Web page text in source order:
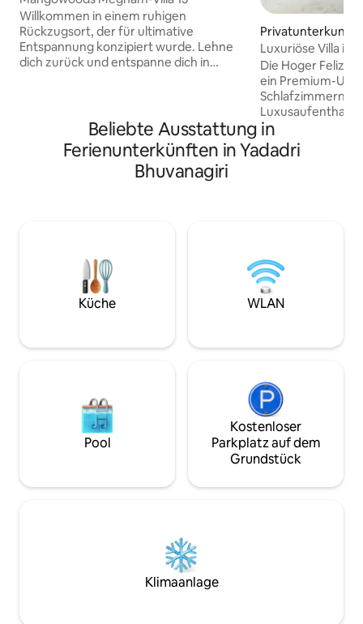
Willkommen in einem ruhigen
Rückzugsort, der für ultimative
Entspannung konzipiert wurde. Lehne
dich zurück und entspanne dich in
Die Unterkunft verfügt über ein
geräumiges, voll möbliertes 3 BHK
(Schlafzimmer, Flur, Küche), das
ausreichend Platz für Familien oder eine
gemütliches Bad oder einige lustige
Privatunterkunft
abad
Luxuriöse Villa in
Die Hoger Feliz
ein Premium-
Schlafzimmern,
verfügt über
Waschraum, der
Privatsphäre
Sternenhimmel.
Villa ist ideal für
und verbindet
Beliebte Ausstattung in
Ferienunterkünften in Yadadri
Bhuvanagiri
Küche WLAN
Pool
Kostenloser
Parkplatz auf dem
Grundstück
Klimaanlage